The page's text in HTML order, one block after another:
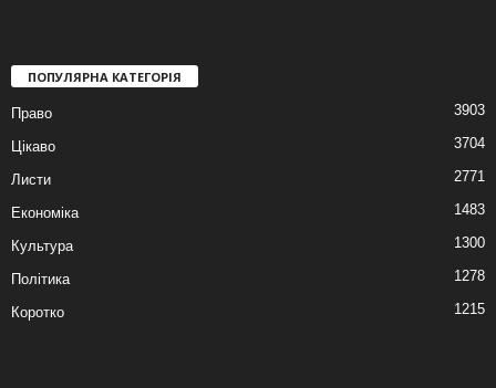
ПОПУЛЯРНА КАТЕГОРІЯ
Право 3903
Цікаво 3704
Листи 2771
Економіка 1483
Культура 1300
Політика 1278
Коротко 1215